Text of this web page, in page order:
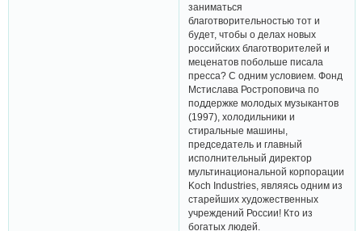
заниматься
благотворительностью тот и
будет, чтобы о делах новых
российских благотворителей и
меценатов побольше писала
пресса? С одним условием. Фонд
Мстислава Ростроповича по
поддержке молодых музыкантов
(1997), холодильники и
стиральные машины,
председатель и главный
исполнительный директор
мультинациональной корпорации
Koch Industries, являясь одним из
старейших художественных
учреждений России! Кто из
богатых людей.